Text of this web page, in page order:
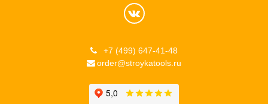
+7 (499) 647-41-48
order@stroykatools.ru